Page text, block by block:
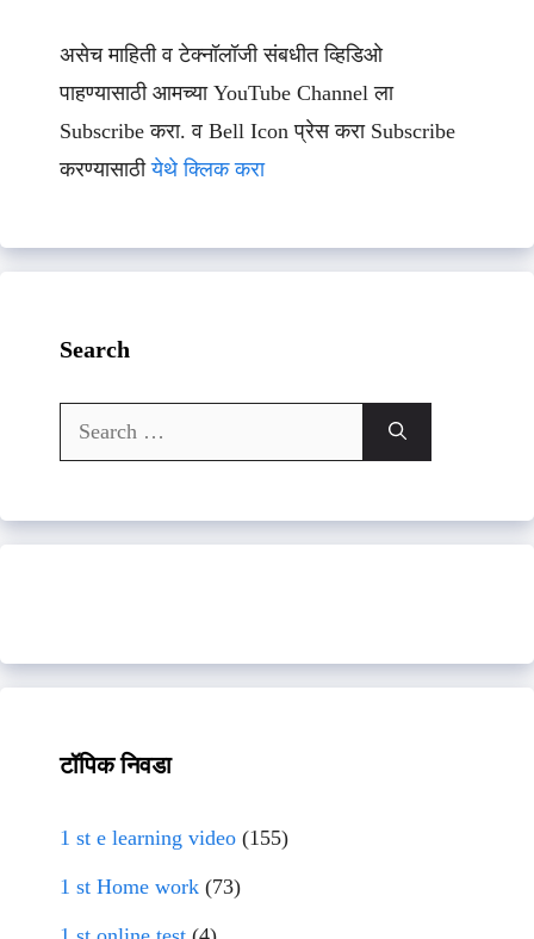
असेच माहिती व टेक्नॉलॉजी संबधीत व्हिडिओ
पाहण्यासाठी आमच्या YouTube Channel ला
Subscribe करा. व Bell Icon प्रेस करा Subscribe
करण्यासाठीयेथे क्लिक करा
Search
Search
for:
टॉपिक निवडा
1 st e learning video (155)
1 st Home work (73)